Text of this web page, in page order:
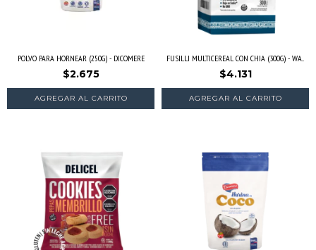
POLVO PARA HORNEAR (250G) - DICOMERE
$2.675
FUSILLI MULTICEREAL CON CHIA (300G) - WA...
$4.131